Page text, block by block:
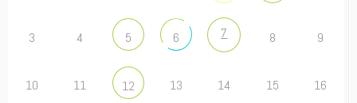
3 4 5 6 7 8 9
10 11 12 13 14 15 16